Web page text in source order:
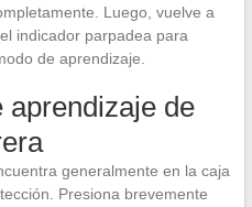
Luego, vuelve a
indicador parpadea para
de aprendizaje.
aprendizaje de
generalmente en la caja
Presiona brevemente